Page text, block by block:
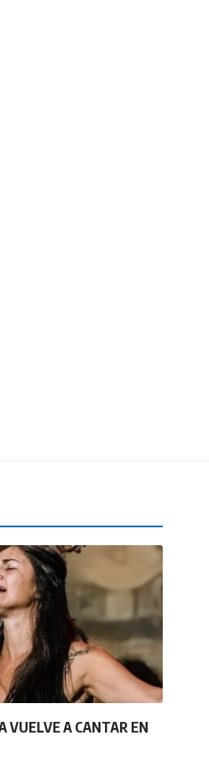
VUELVE A CANTAR EN